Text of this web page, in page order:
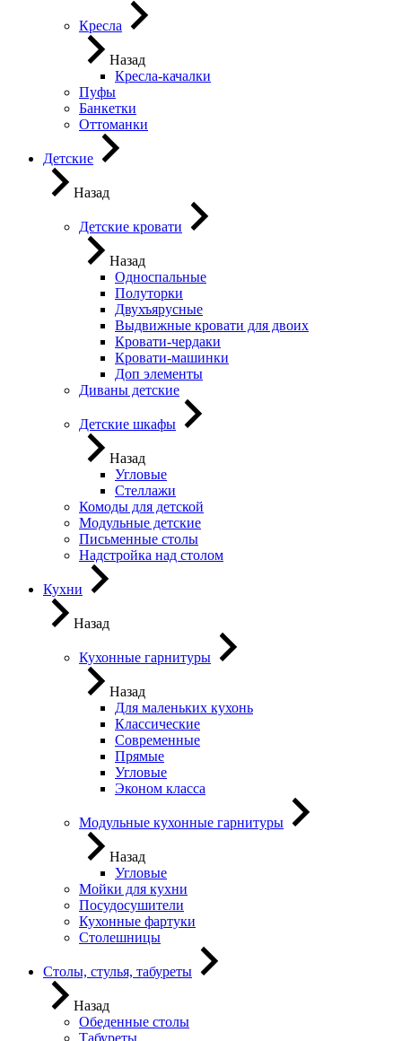
Кресла
Назад
Кресла-качалки
Пуфы
Банкетки
Оттоманки
Детские
Назад
Детские кровати
Назад
Односпальные
Полуторки
Двухъярусные
Выдвижные кровати для двоих
Кровати-чердаки
Кровати-машинки
Доп элементы
Диваны детские
Детские шкафы
Назад
Угловые
Стеллажи
Комоды для детской
Модульные детские
Письменные столы
Надстройка над столом
Кухни
Назад
Кухонные гарнитуры
Назад
Для маленьких кухонь
Классические
Современные
Прямые
Угловые
Эконом класса
Модульные кухонные гарнитуры
Назад
Угловые
Мойки для кухни
Посудосушители
Кухонные фартуки
Столешницы
Столы, стулья, табуреты
Назад
Обеденные столы
Табуреты